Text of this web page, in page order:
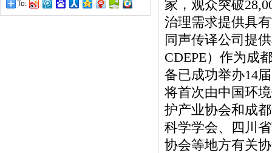
To:
家，观众突破
治理需求提供具
同声传译公司提
CDEPE）作为成
备已成功举办14
将首次由中国环
护产业协会和成
科学学会、四川
协会等地方有关